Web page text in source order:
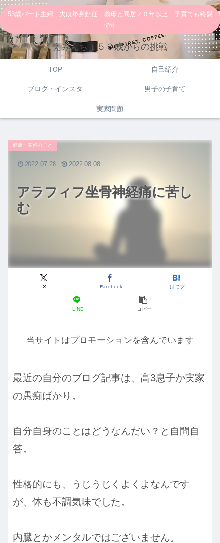
53歳パート主婦 夫は単身赴任 義母と同居２０年以上 子育ても終盤
です
えみんちょ５３歳からの挑戦
TOP 自己紹介
ブログ・インスタ 男子の子育て
実家問題
アラフィフ坐骨神経痛に苦し
む
健康・美容のこと
X Facebook はてブ
LINE コピー
2022.07.28 2022.08.08
当サイトはプロモーションを含んでいます
最近の自分のブログ記事は、高3息子か実家
の愚痴ばかり。
自分自身のことはどうなんだい？と自問自
答。
性格的にも、うじうじくよくよなんです
が、体も不調気味でした。
内臓とかメンタルではございません。